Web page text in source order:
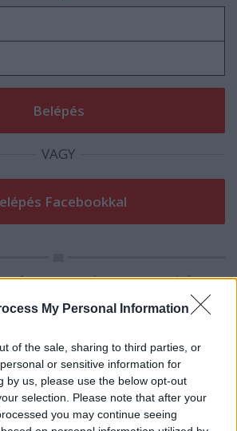
My Personal Information
of the sale, sharing to third parties, or
or sensitive information for
by us, please use the below opt-out
selection. Please note that after your
you may continue seeing
VAGY
roll
elvi alapon véve az, hogy
még nem ok az